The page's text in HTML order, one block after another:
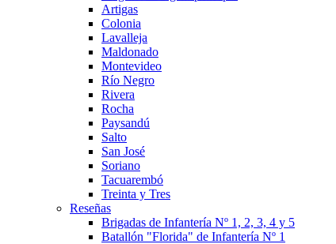
Artigas
Colonia
Lavalleja
Maldonado
Montevideo
Río Negro
Rivera
Rocha
Paysandú
Salto
San José
Soriano
Tacuarembó
Treinta y Tres
Reseñas
Brigadas de Infantería Nº 1, 2, 3, 4 y 5
Batallón "Florida" de Infantería Nº 1